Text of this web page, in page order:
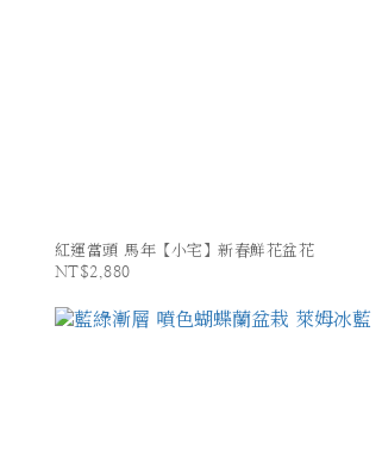
紅運當頭 馬年【小宅】新春鮮花盆花
NT$2,880